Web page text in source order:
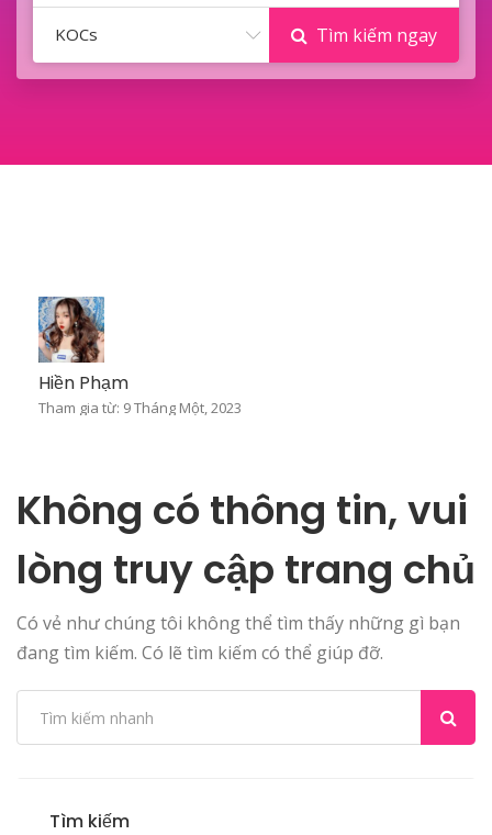
KOCs Tìm kiếm ngay
Hiền Phạm
Tham gia từ: 9 Tháng Một, 2023
Không có thông tin, vui
lòng truy cập trang chủ
Có vẻ như chúng tôi không thể tìm thấy những gì bạn
đang tìm kiếm. Có lẽ tìm kiếm có thể giúp đỡ.
Tìm kiếm